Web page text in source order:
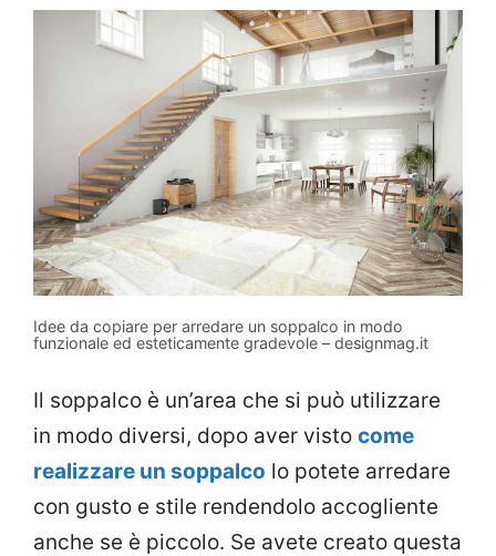
Idee da copiare per arredare un soppalco in modo
funzionale ed esteticamente gradevole – designmag.it
Il soppalco è un’area che si può utilizzare
in modo diversi, dopo aver visto come
realizzare un soppalco lo potete arredare
con gusto e stile rendendolo accogliente
anche se è piccolo. Se avete creato questa